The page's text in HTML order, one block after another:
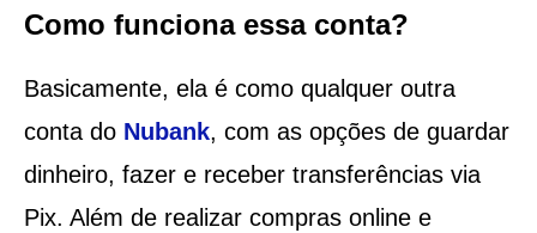
Como funciona essa conta?
Basicamente, ela é como qualquer outra
conta do Nubank, com as opções de guardar
dinheiro, fazer e receber transferências via
Pix. Além de realizar compras online e